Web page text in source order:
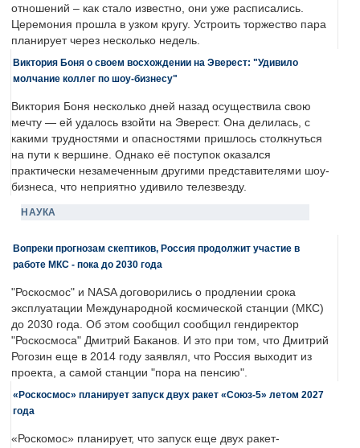
отношений – как стало известно, они уже расписались.
Церемония прошла в узком кругу. Устроить торжество пара
планирует через несколько недель.
Виктория Боня о своем восхождении на Эверест: "Удивило
молчание коллег по шоу-бизнесу"
Виктория Боня несколько дней назад осуществила свою
мечту — ей удалось взойти на Эверест. Она делилась, с
какими трудностями и опасностями пришлось столкнуться
на пути к вершине. Однако её поступок оказался
практически незамеченным другими представителями шоу-
бизнеса, что неприятно удивило телезвезду.
НАУКА
Вопреки прогнозам скептиков, Россия продолжит участие в
работе МКС - пока до 2030 года
"Роскосмос" и NASA договорились о продлении срока
эксплуатации Международной космической станции (МКС)
до 2030 года. Об этом сообщил сообщил гендиректор
"Роскосмоса" Дмитрий Баканов. И это при том, что Дмитрий
Рогозин еще в 2014 году заявлял, что Россия выходит из
проекта, а самой станции "пора на пенсию".
«Роскосмос» планирует запуск двух ракет «Союз-5» летом 2027
года
«Роскомос» планирует, что запуск еще двух ракет-